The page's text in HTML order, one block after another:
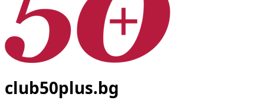
club50plus.bg